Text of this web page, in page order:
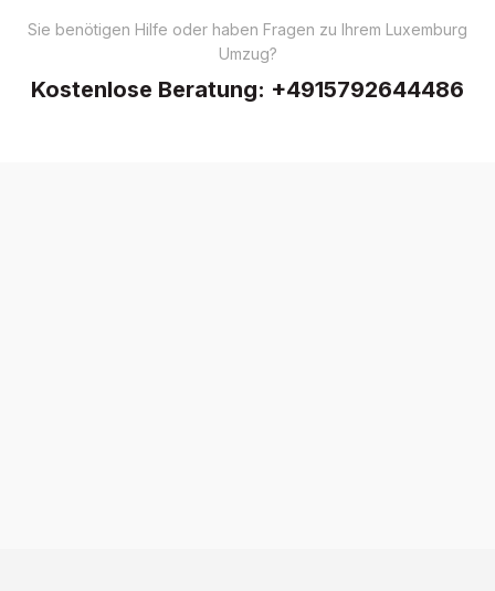
Sie benötigen Hilfe oder haben Fragen zu Ihrem Luxemburg
Umzug?
Kostenlose Beratung: +4915792644486